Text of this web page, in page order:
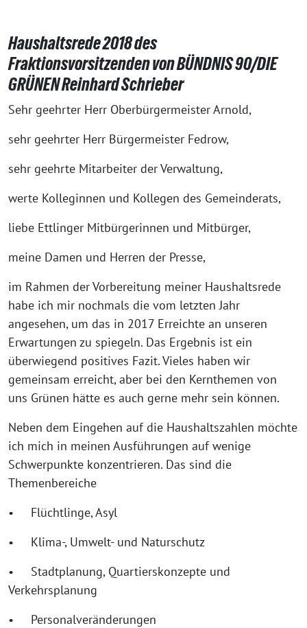
Haushaltsrede 2018 des
Fraktionsvorsitzenden von BÜNDNIS 90/DIE
GRÜNEN Reinhard Schrieber
Sehr geehrter Herr Oberbürgermeister Arnold,
sehr geehrter Herr Bürgermeister Fedrow,
sehr geehrte Mitarbeiter der Verwaltung,
werte Kolleginnen und Kollegen des Gemeinderats,
liebe Ettlinger Mitbürgerinnen und Mitbürger,
meine Damen und Herren der Presse,
im Rahmen der Vorbereitung meiner Haushaltsrede
habe ich mir nochmals die vom letzten Jahr
angesehen, um das in 2017 Erreichte an unseren
Erwartungen zu spiegeln. Das Ergebnis ist ein
überwiegend positives Fazit. Vieles haben wir
gemeinsam erreicht, aber bei den Kernthemen von
uns Grünen hätte es auch gerne mehr sein können.
Neben dem Eingehen auf die Haushaltszahlen möchte
ich mich in meinen Ausführungen auf wenige
Schwerpunkte konzentrieren. Das sind die
Themenbereiche
• Flüchtlinge, Asyl
• Klima-, Umwelt- und Naturschutz
• Stadtplanung, Quartierskonzepte und
Verkehrsplanung
• Personalveränderungen